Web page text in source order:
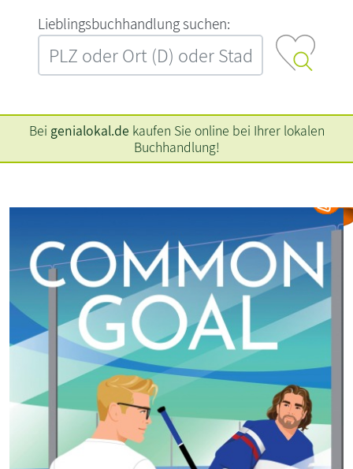
L‍i‍e‍b‍l‍i‍n‍g‍s‍b‍u‍c‍h‍h‍a‍n‍d‍l‍u‍n‍g‍ ‍s‍u‍c‍h‍e‍n‍:‍
Bei genialokal.de kaufen Sie online bei Ihrer lokalen
Buchhandlung!